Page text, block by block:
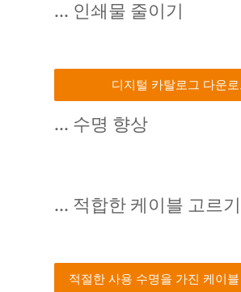
... 인쇄물 줄이기
디지털 카탈로그 다운
... 수명 향상
... 적합한 케이블 고르
적절한 사용 수명을 가진 케이